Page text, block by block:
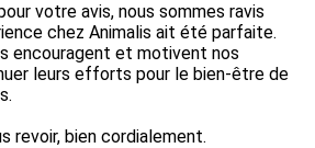
votre avis, nous sommes ravis
chez Animalis ait été parfaite.
encouragent et motivent nos
leurs efforts pour le bien-être de
revoir, bien cordialement.